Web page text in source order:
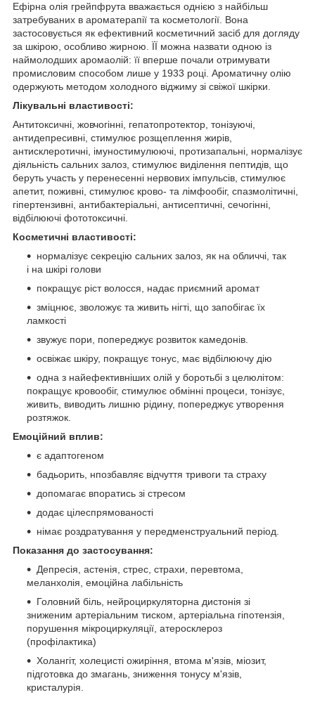
Ефірна олія грейпфрута вважається однією з найбільш
затребуваних в ароматерапії та косметології. Вона
застосовується як ефективний косметичний засіб для догляду
за шкірою, особливо жирною. ЇЇ можна назвати одною із
наймолодших аромаолій: її вперше почали отримувати
промисловим способом лише у 1933 році. Ароматичну олію
одержують методом холодного віджиму зі свіжої шкірки.
Лікувальні властивості:
Антитоксичні, жовчогінні, гепатопротектор, тонізуючі,
антидепресивні, стимулює розщеплення жирів,
антисклеротичні, імуностимулюючі, протизапальні, нормалізує
діяльність сальних залоз, стимулює виділення пептидів, що
беруть участь у перенесенні нервових імпульсів, стимулює
апетит, поживні, стимулює крово- та лімфообіг, спазмолітичні,
гіпертензивні, антибактеріальні, антисептичні, сечогінні,
відбілюючі фототоксичні.
Косметичні властивості:
нормалізує секрецію сальних залоз, як на обличчі, так
і на шкірі голови
покращує ріст волосся, надає приємний аромат
зміцнює, зволожує та живить нігті, що запобігає їх
ламкості
звужує пори, попереджує розвиток камедонів.
освіжає шкіру, покращує тонус, має відбілюючу дію
одна з найефективніших олій у боротьбі з целюлітом:
покращує кровообіг, стимулює обмінні процеси, тонізує,
живить, виводить лишню рідину, попереджує утворення
розтяжок.
Емоційний вплив:
є адаптогеном
бадьорить, нпозбавляє відчуття тривоги та страху
допомагає впоратись зі стресом
додає цілеспрямованості
німає роздратування у передменструальний період.
Показання до застосування:
Депресія, астенія, стрес, страхи, перевтома,
меланхолія, емоційна лабільність
Головний біль, нейроциркуляторна дистонія зі
зниженим артеріальним тиском, артеріальна гіпотензія,
порушення мікроциркуляції, атеросклероз
(профілактика)
Холангіт, холецисті ожиріння, втома м'язів, міозит,
підготовка до змагань, зниження тонусу м'язів,
кристалурія.